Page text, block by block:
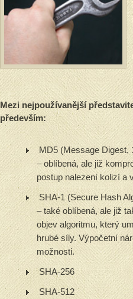
Mezi nejpoužívanější
především:
MD5 (Message Digest,
– oblíbená, ale již
postup nalezení kolizí a
SHA-1 (Secure Hash
– také oblíbená, ale již
objev algoritmu, který
hrubé síly. Výpočetní
možnosti.
SHA-256
SHA-512